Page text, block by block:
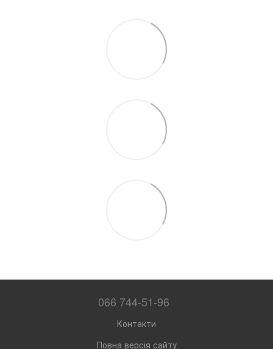
066 744-51-96
Контакти
Повна версія сайту